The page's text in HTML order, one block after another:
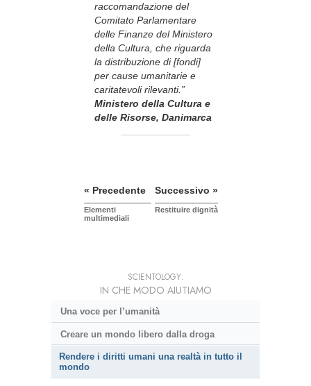
raccomandazione del
Comitato Parlamentare
delle Finanze del Ministero
della Cultura, che riguarda
la distribuzione di [fondi]
per cause umanitarie e
caritatevoli rilevanti.”
Ministero della Cultura e
delle Risorse, Danimarca
« Precedente
Elementi
multimediali
Successivo »
Restituire dignità
SCIENTOLOGY:
IN CHE MODO AIUTIAMO
Una voce per l’umanità
Creare un mondo libero dalla droga
Rendere i diritti umani una realtà in tutto il
mondo